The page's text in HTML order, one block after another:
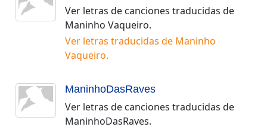
Ver letras de canciones traducidas de
Maninho Vaqueiro.
Ver letras traducidas de Maninho
Vaqueiro.
ManinhoDasRaves
Ver letras de canciones traducidas de
ManinhoDasRaves.